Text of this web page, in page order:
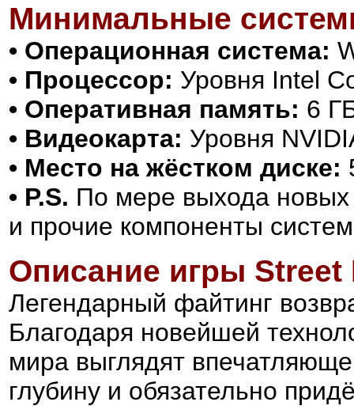
Минимальные
• Операционная система:
• Процессор: Уровня Intel
• Оперативная память: 6
• Видеокарта: Уровня
• Место на жёстком диске:
• P.S. По мере выхода новых
и прочие компоненты
Описание игры Street
Легендарный файтинг
Благодаря новейшей
мира выглядят
глубину и обязательно